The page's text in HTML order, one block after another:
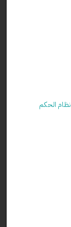
نظام الحكم